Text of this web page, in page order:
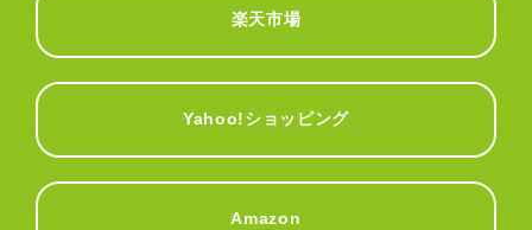
楽天市場
Yahoo!ショッピング
Amazon